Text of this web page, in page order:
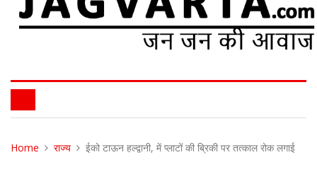
Home राज्य ईको टाऊन हल्द्वानी, में प्लाटों की ब्रिकी पर तत्काल रोक लगाई